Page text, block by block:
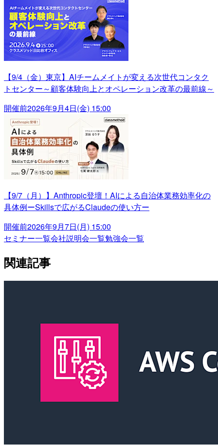
【9/4（金）東京】AIチームメイトが変える次世代コンタク
トセンター～顧客体験向上とオペレーション改革の最前線～
開催前2026年9月4日(金) 15:00
【9/7（月）】Anthropic登壇！AIによる自治体業務効率化の
具体例ーSkillsで広がるClaudeの使い方ー
開催前2026年9月7日(月) 15:00
セミナー一覧会社説明会一覧勉強会一覧
関連記事